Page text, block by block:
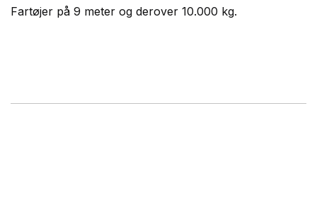
Fartøjer på 9 meter og derover 10.000 kg.